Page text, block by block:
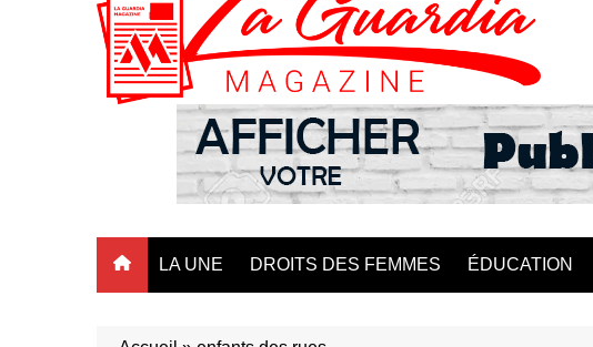
LA UNE DROITS DES FEMMES ÉDUCATION